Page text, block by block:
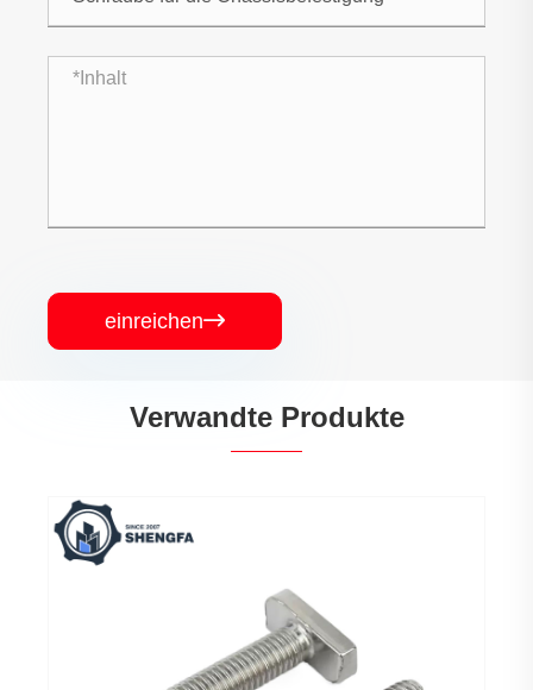
einreichen
Verwandte Produkte